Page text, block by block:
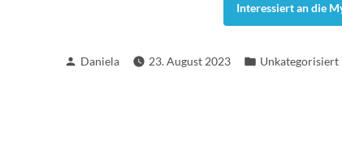
Interessiert an die
Verfasst
Daniela 23. August 2023
Veröffentlicht
Unkategorisiert